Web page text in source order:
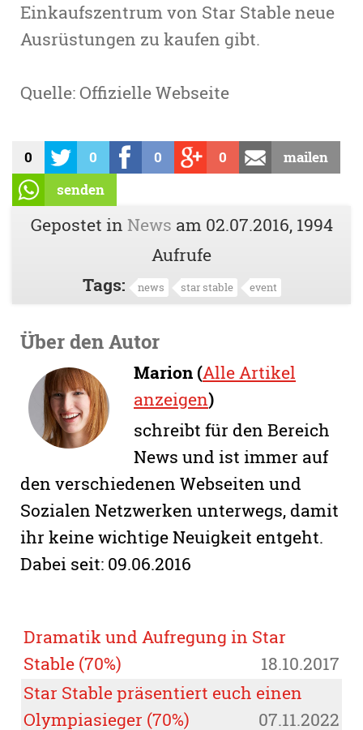
Einkaufszentrum von Star Stable neue
Ausrüstungen zu kaufen gibt.
Quelle: Offizielle Webseite
0 0 0 0
mailen
senden
Gepostet in News am 02.07.2016, 1994
Aufrufe
Tags:
news star stable event
Über den Autor
Marion (Alle Artikel
anzeigen)
schreibt für den Bereich
News und ist immer auf
den verschiedenen Webseiten und
Sozialen Netzwerken unterwegs, damit
ihr keine wichtige Neuigkeit entgeht.
Dabei seit: 09.06.2016
Dramatik und Aufregung in Star
Stable (70%)
18.10.2017
Star Stable präsentiert euch einen
Olympiasieger (70%)
07.11.2022